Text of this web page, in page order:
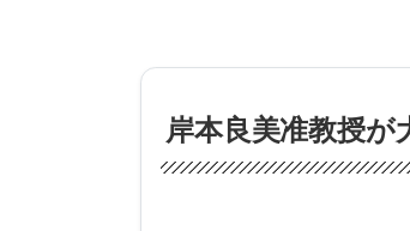
岸本良美准教授